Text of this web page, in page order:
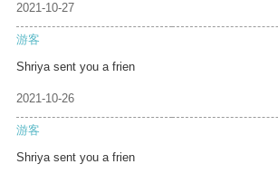
2021-10-27
游客
Shriya sent you a frien
2021-10-26
游客
Shriya sent you a frien